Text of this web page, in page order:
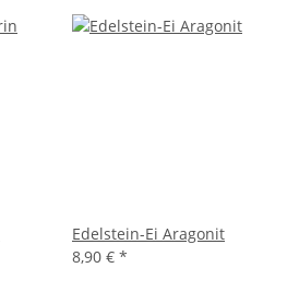
Edelstein-Ei Aragonit
8,90 € *